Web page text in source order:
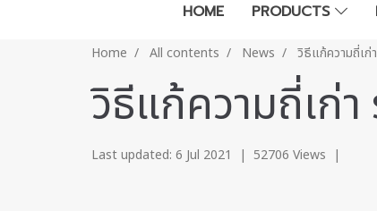
HOME PRODUCTS
Home All contents News วิธีแก้ความถี่เก่
วิธีแก้ความถี่เก่
Last updated: 6 Jul 2021 | 52706 Views |